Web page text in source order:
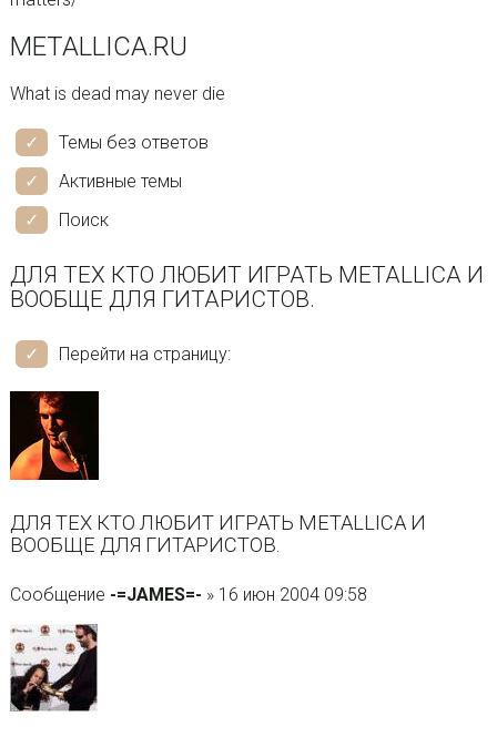
METALLICA.RU
What is dead may never die
Темы без ответов
Активные темы
Поиск
ДЛЯ ТЕХ КТО ЛЮБИТ ИГРАТЬ METALLICA И
ВООБЩЕ ДЛЯ ГИТАРИСТОВ.
Перейти на страницу:
ДЛЯ ТЕХ КТО ЛЮБИТ ИГРАТЬ METALLICA И
ВООБЩЕ ДЛЯ ГИТАРИСТОВ.
Сообщение -=JAMES=- » 16 июн 2004 09:58